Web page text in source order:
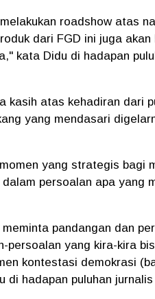
roadshow atas
dari FGD ini juga akan
kata Didu di hadapan
kasih atas kehadiran dari
yang mendasari
yang strategis bagi
persoalan apa yang
pandangan dan
persoalan yang kira-kira
kontestasi demokrasi
di hadapan puluhan